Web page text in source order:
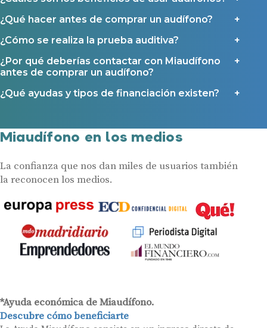
¿Qué hacer antes de comprar un audífono?
¿Cómo se realiza la prueba auditiva?
¿Por qué deberías contactar con Miaudífono
antes de comprar un audífono?
¿Qué ayudas y tipos de financiación existen?
Miaudífono en los medios
La confianza que nos dan miles de usuarios también
la reconocen los medios.
*Ayuda económica de Miaudífono.
Descubre cómo beneficiarte